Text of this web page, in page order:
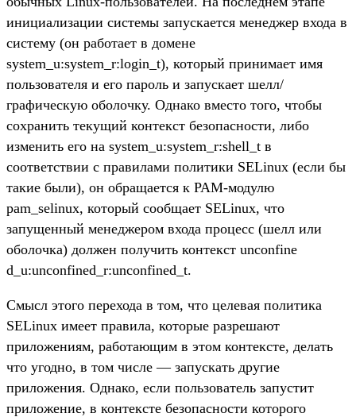
инициализации системы запускается менеджер входа в
систему (он работает в домене
system_u:system_r:login_t), который принимает имя
пользователя и его пароль и запускает шелл/
графическую оболочку. Однако вместо того, чтобы
сохранить текущий контекст безопасности, либо
изменить его на system_u:system_r:shell_t в
соответствии с правилами политики SELinux (если бы
такие были), он обращается к PAM-модулю
pam_selinux, который сообщает SELinux, что
запущенный менеджером входа процесс (шелл или
оболочка) должен получить контекст unconfine
d_u:unconfined_r:unconfined_t.
Смысл этого перехода в том, что целевая политика
SELinux имеет правила, которые разрешают
приложениям, работающим в этом контексте, делать
что угодно, в том числе — запускать другие
приложения. Однако, если пользователь запустит
приложение, в контексте безопасности которого